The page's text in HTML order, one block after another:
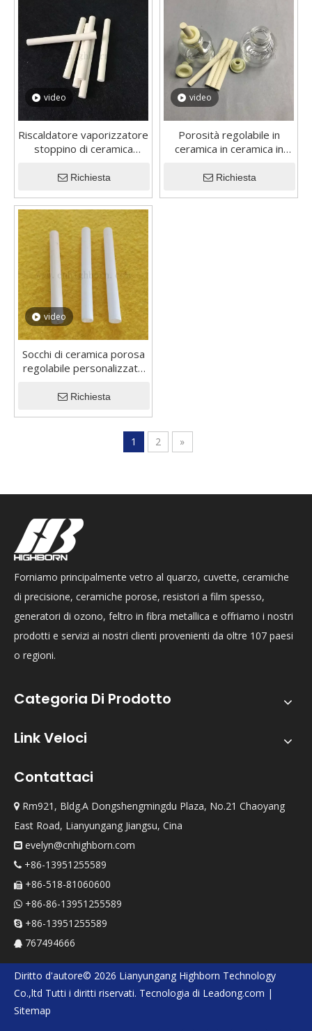
video
Riscaldatore vaporizzatore
stoppino di ceramica
per zanzare liquido
Richiesta
video
Porosità regolabile in
ceramica in ceramica in
Richiesta
video
Socchi di ceramica porosa
regolabile personalizzata
zanzare a base d'acqua
Richiesta
1 2 »
Forniamo principalmente vetro al quarzo, cuvette, ceramiche
di precisione, ceramiche porose, resistori a film spesso,
generatori di ozono, feltro in fibra metallica e offriamo i nostri
prodotti e servizi ai nostri clienti provenienti da oltre 107 paesi
o regioni.
Categoria Di Prodotto
Link Veloci
Contattaci
 Rm921, Bldg.A Dongshengmingdu Plaza, No.21 Chaoyang
East Road, Lianyungang Jiangsu, Cina
 evelyn@cnhighborn.com
 +86-13951255589
 +86-518-81060600
 +86-86-13951255589
 +86-13951255589
 767494666
Diritto d'autore© 2026 Lianyungang Highborn Technology
Co.,ltd Tutti i diritti riservati. Tecnologia di Leadong.com |
Sitemap